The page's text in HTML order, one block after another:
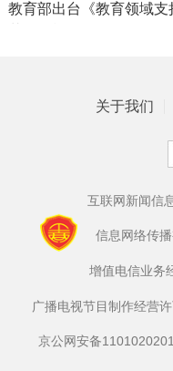
教育部出台《教育领域
关于我们
互联网新闻信
信息网络传
增值电信业务
广播电视节目制作经营
京公网安备